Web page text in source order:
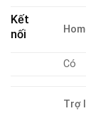
Kết
nối
Có
Trợ